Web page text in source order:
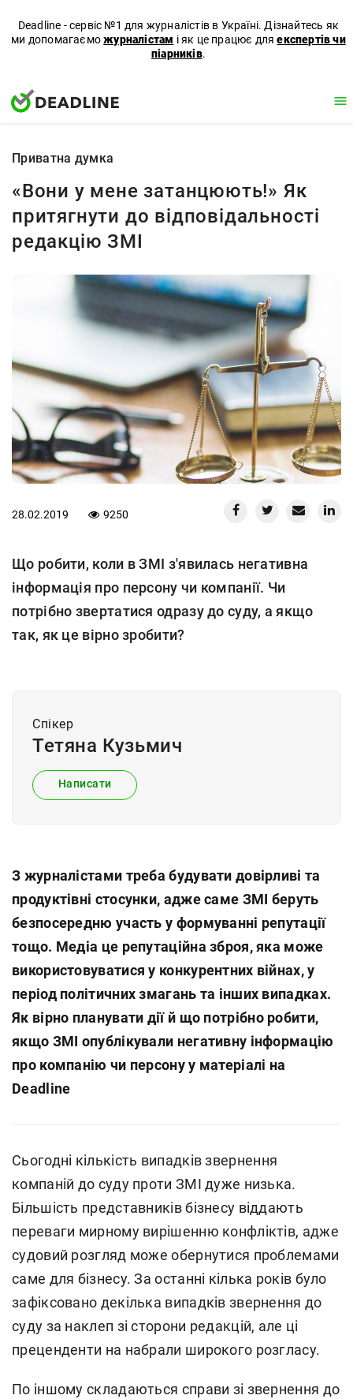
Deadline - сервіс №1 для журналістів в Україні. Дізнайтесь як
ми допомагаєможурналістам і як це працює дляекспертів чи
піарників.
Приватна думка
«Вони у мене затанцюють!» Як
притягнути до відповідальності
редакцію ЗМІ
28.02.2019 9250
Що робити, коли в ЗМІ з'явилась негативна
інформація про персону чи компанії. Чи
потрібно звертатися одразу до суду, а якщо
так, як це вірно зробити?
Спiкер
Тетяна Кузьмич
Написати
З журналістами треба будувати довірливі та
продуктівні стосунки, адже саме ЗМІ беруть
безпосередню участь у формуванні репутації
тощо. Медіа це репутаційна зброя, яка може
використовуватися у конкурентних війнах, у
період політичних змагань та інших випадках.
Як вірно планувати дії й що потрібно робити,
якщо ЗМІ опублікували негативну інформацію
про компанію чи персону у матеріалі на
Deadline
Сьогодні кількість випадків звернення
компаній до суду проти ЗМІ дуже низька.
Більшість представників бізнесу віддають
переваги мирному вирішенню конфліктів, адже
судовий розгляд може обернутися проблемами
саме для бізнесу. За останні кілька років було
зафіксовано декілька випадків звернення до
суду за наклеп зі сторони редакцій, але ці
преценденти на набрали широкого розгласу.
По іншому складаються справи зі звернення до